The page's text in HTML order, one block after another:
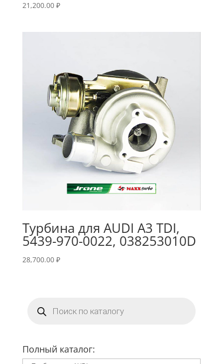
21,200.00 ₽
Турбина для AUDI A3 TDI,
5439-970-0022, 038253010D
28,700.00 ₽
товаров
Полный каталог: